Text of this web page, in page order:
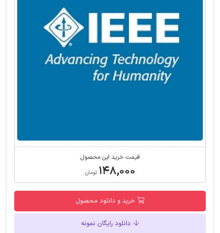
قیمت خرید این محصول
۱۴۸,۰۰۰ تومان
خرید و دانلود محصول
دانلود رایگان نمونه